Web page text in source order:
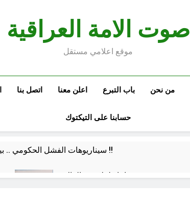
صوت الامة العراقية
موقع اعلامي مستقل
من نحن باب التبرع اعلن معنا اتصل بنا
حسابنا على التيكتوك
سيناريوهات الفشل الحكومي .. بيع القصور وراتب كل 40 يوما وطباعة العملة !!
خمسون عاما طفلا حين القاك